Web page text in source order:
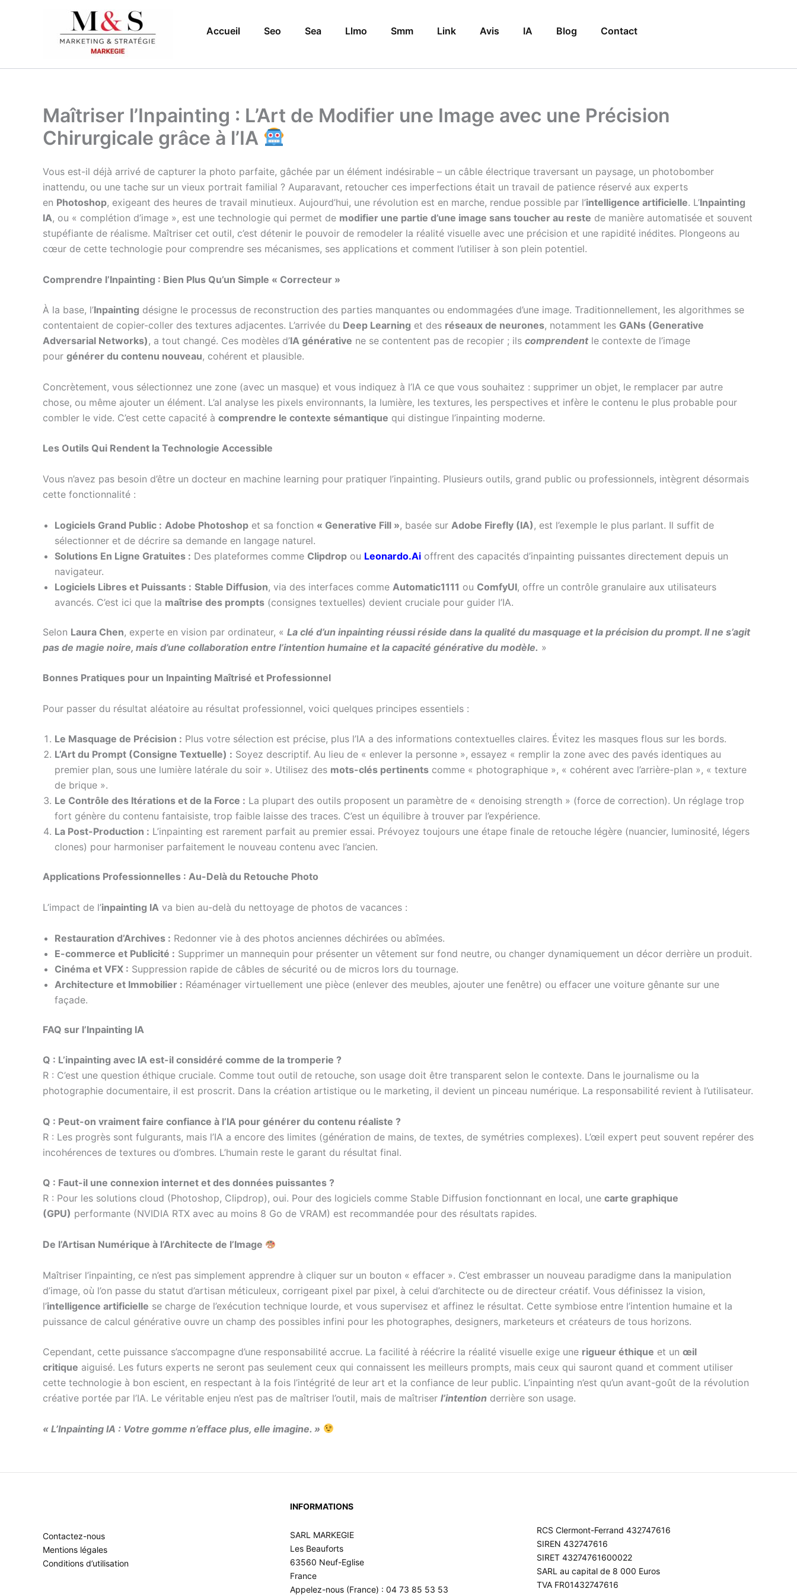
Accueil Seo Sea Llmo Smm Link Avis IA Blog Contact
Maîtriser l’Inpainting : L’Art de Modifier une Image avec une Précision
Chirurgicale grâce à l’IA
Vous est-il déjà arrivé de capturer la photo parfaite, gâchée par un élément indésirable – un câble électrique traversant un paysage, un photobomber
inattendu, ou une tache sur un vieux portrait familial ? Auparavant, retoucher ces imperfections était un travail de patience réservé aux experts
en Photoshop, exigeant des heures de travail minutieux. Aujourd’hui, une révolution est en marche, rendue possible par l’intelligence artificielle. L’Inpainting
IA, ou « complétion d’image », est une technologie qui permet de modifier une partie d’une image sans toucher au reste de manière automatisée et souvent
stupéfiante de réalisme. Maîtriser cet outil, c’est détenir le pouvoir de remodeler la réalité visuelle avec une précision et une rapidité inédites. Plongeons au
cœur de cette technologie pour comprendre ses mécanismes, ses applications et comment l’utiliser à son plein potentiel.
Comprendre l’Inpainting : Bien Plus Qu’un Simple « Correcteur »
À la base, l’Inpainting désigne le processus de reconstruction des parties manquantes ou endommagées d’une image. Traditionnellement, les algorithmes se
contentaient de copier-coller des textures adjacentes. L’arrivée du Deep Learning et des réseaux de neurones, notamment les GANs (Generative
Adversarial Networks), a tout changé. Ces modèles d’IA générative ne se contentent pas de recopier ; ils comprendentle contexte de l’image
pour générer du contenu nouveau, cohérent et plausible.
Concrètement, vous sélectionnez une zone (avec un masque) et vous indiquez à l’IA ce que vous souhaitez : supprimer un objet, le remplacer par autre
chose, ou même ajouter un élément. L’al analyse les pixels environnants, la lumière, les textures, les perspectives et infère le contenu le plus probable pour
combler le vide. C’est cette capacité à comprendre le contexte sémantique qui distingue l’inpainting moderne.
Les Outils Qui Rendent la Technologie Accessible
Vous n’avez pas besoin d’être un docteur en machine learning pour pratiquer l’inpainting. Plusieurs outils, grand public ou professionnels, intègrent désormais
cette fonctionnalité :
Logiciels Grand Public : Adobe Photoshop et sa fonction « Generative Fill », basée sur Adobe Firefly (IA) , est l’exemple le plus parlant. Il suffit de
sélectionner et de décrire sa demande en langage naturel.
Solutions En Ligne Gratuites : Des plateformes comme Clipdrop ou Leonardo.Ai offrent des capacités d’inpainting puissantes directement depuis un
navigateur.
Logiciels Libres et Puissants : Stable Diffusion, via des interfaces comme Automatic1111 ou ComfyUI, offre un contrôle granulaire aux utilisateurs
avancés. C’est ici que la maîtrise des prompts (consignes textuelles) devient cruciale pour guider l’IA.
Selon Laura Chen, experte en vision par ordinateur, « La clé d’un inpainting réussi réside dans la qualité du masquage et la précision du prompt. Il ne s’agit
pas de magie noire, mais d’une collaboration entre l’intention humaine et la capacité générative du modèle. »
Bonnes Pratiques pour un Inpainting Maîtrisé et Professionnel
Pour passer du résultat aléatoire au résultat professionnel, voici quelques principes essentiels :
Le Masquage de Précision : Plus votre sélection est précise, plus l’IA a des informations contextuelles claires. Évitez les masques flous sur les bords.
L’Art du Prompt (Consigne Textuelle) : Soyez descriptif. Au lieu de « enlever la personne », essayez « remplir la zone avec des pavés identiques au
premier plan, sous une lumière latérale du soir ». Utilisez des mots-clés pertinents comme « photographique », « cohérent avec l’arrière-plan », « texture
de brique ».
Le Contrôle des Itérations et de la Force : La plupart des outils proposent un paramètre de « denoising strength » (force de correction). Un réglage trop
fort génère du contenu fantaisiste, trop faible laisse des traces. C’est un équilibre à trouver par l’expérience.
La Post-Production : L’inpainting est rarement parfait au premier essai. Prévoyez toujours une étape finale de retouche légère (nuancier, luminosité, légers
clones) pour harmoniser parfaitement le nouveau contenu avec l’ancien.
Applications Professionnelles : Au-Delà du Retouche Photo
L’impact de l’inpainting IA va bien au-delà du nettoyage de photos de vacances :
Restauration d’Archives : Redonner vie à des photos anciennes déchirées ou abîmées.
E-commerce et Publicité : Supprimer un mannequin pour présenter un vêtement sur fond neutre, ou changer dynamiquement un décor derrière un produit.
Cinéma et VFX : Suppression rapide de câbles de sécurité ou de micros lors du tournage.
Architecture et Immobilier : Réaménager virtuellement une pièce (enlever des meubles, ajouter une fenêtre) ou effacer une voiture gênante sur une
façade.
FAQ sur l’Inpainting IA
Q : L’inpainting avec IA est-il considéré comme de la tromperie ?
R : C’est une question éthique cruciale. Comme tout outil de retouche, son usage doit être transparent selon le contexte. Dans le journalisme ou la
photographie documentaire, il est proscrit. Dans la création artistique ou le marketing, il devient un pinceau numérique. La responsabilité revient à l’utilisateur.
Q : Peut-on vraiment faire confiance à l’IA pour générer du contenu réaliste ?
R : Les progrès sont fulgurants, mais l’IA a encore des limites (génération de mains, de textes, de symétries complexes). L’œil expert peut souvent repérer des
incohérences de textures ou d’ombres. L’humain reste le garant du résultat final.
Q : Faut-il une connexion internet et des données puissantes ?
R : Pour les solutions cloud (Photoshop, Clipdrop), oui. Pour des logiciels comme Stable Diffusion fonctionnant en local, une carte graphique
(GPU) performante (NVIDIA RTX avec au moins 8 Go de VRAM) est recommandée pour des résultats rapides.
De l’Artisan Numérique à l’Architecte de l’Image
Maîtriser l’inpainting, ce n’est pas simplement apprendre à cliquer sur un bouton « effacer ». C’est embrasser un nouveau paradigme dans la manipulation
d’image, où l’on passe du statut d’artisan méticuleux, corrigeant pixel par pixel, à celui d’architecte ou de directeur créatif. Vous définissez la vision,
l’intelligence artificielle se charge de l’exécution technique lourde, et vous supervisez et affinez le résultat. Cette symbiose entre l’intention humaine et la
puissance de calcul générative ouvre un champ des possibles infini pour les photographes, designers, marketeurs et créateurs de tous horizons.
Cependant, cette puissance s’accompagne d’une responsabilité accrue. La facilité à réécrire la réalité visuelle exige une rigueur éthique et un œil
critique aiguisé. Les futurs experts ne seront pas seulement ceux qui connaissent les meilleurs prompts, mais ceux qui sauront quand et comment utiliser
cette technologie à bon escient, en respectant à la fois l’intégrité de leur art et la confiance de leur public. L’inpainting n’est qu’un avant-goût de la révolution
créative portée par l’IA. Le véritable enjeu n’est pas de maîtriser l’outil, mais de maîtriser l’intention derrière son usage.
« L’Inpainting IA : Votre gomme n’efface plus, elle imagine. »
Contactez-nous
Mentions légales
Conditions d’utilisation
INFORMATIONS
SARL MARKEGIE
Les Beauforts
63560 Neuf-Eglise
France
Appelez-nous (France) : 04 73 85 53 53
RCS Clermont-Ferrand 432747616
SIREN 432747616
SIRET 43274761600022
SARL au capital de 8 000 Euros
TVA FR01432747616